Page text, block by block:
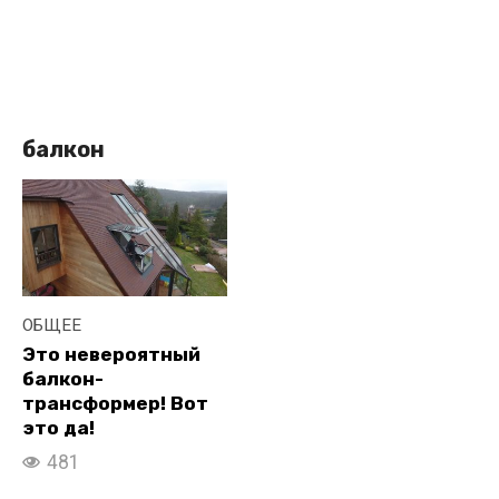
балкон
ОБЩЕЕ
Это невероятный
балкон-
трансформер! Вот
это да!
481